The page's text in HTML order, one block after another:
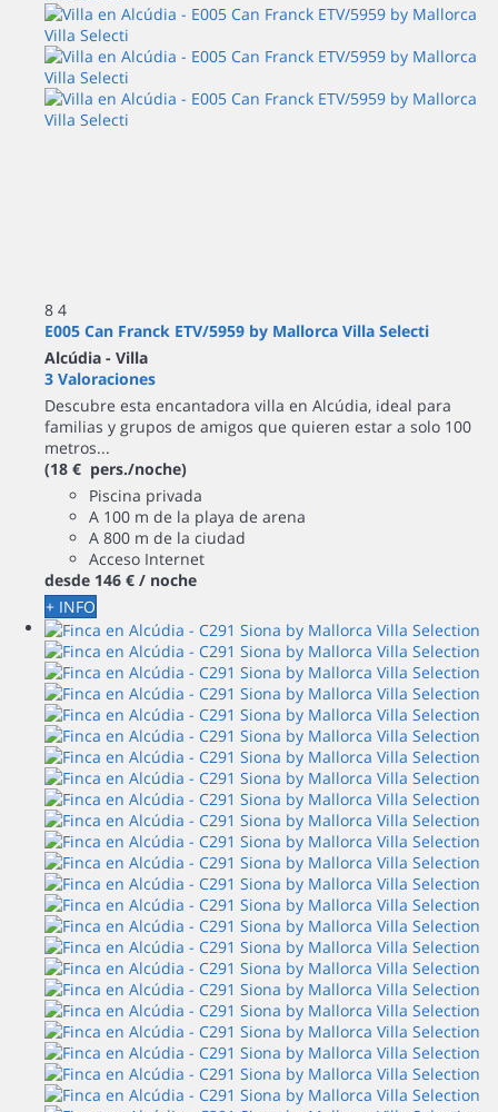
8 4
E005 Can Franck ETV/5959 by Mallorca Villa Selecti
Alcúdia - Villa
3 Valoraciones
Descubre esta encantadora villa en Alcúdia, ideal para
familias y grupos de amigos que quieren estar a solo 100
metros...
(18 € pers./noche)
Piscina privada
A 100 m de la playa de arena
A 800 m de la ciudad
Acceso Internet
desde 146 € / noche
+ INFO